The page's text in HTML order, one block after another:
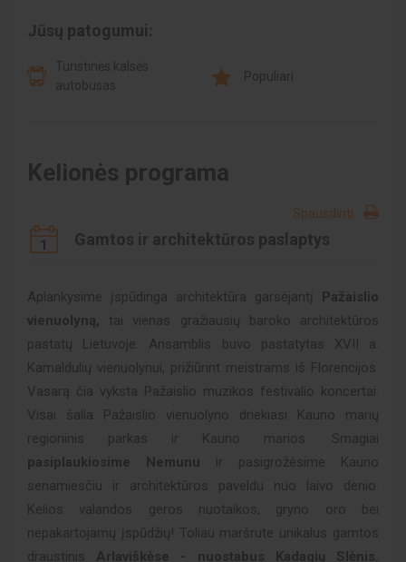
Jūsų patogumui:
Turistinės kalsės
autobusas
Populiari
Kelionės programa
Spausdinti
1 Gamtos ir architektūros paslaptys
Aplankysime įspūdinga architektūra garsėjantį Pažaislio
vienuolyną, tai vienas gražiausių baroko architektūros
pastatų Lietuvoje. Ansamblis buvo pastatytas XVII a.
Kamaldulių vienuolynui, prižiūrint meistrams iš Florencijos.
Vasarą čia vyksta Pažaislio muzikos festivalio koncertai.
Visai šalia Pažaislio vienuolyno driekiasi Kauno marių
regioninis parkas ir Kauno marios. Smagiai
pasiplaukiosime Nemunu ir pasigrožėsime Kauno
senamiesčiu ir architektūros paveldu nuo laivo denio.
Kelios valandos geros nuotaikos, gryno oro bei
nepakartojamų įspūdžių! Toliau maršrute unikalus gamtos
draustinis Arlaviškėse - nuostabus Kadagių Slėnis.